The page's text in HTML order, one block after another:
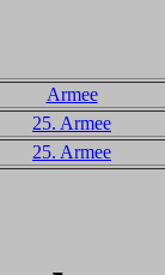
Armee
25. Armee
25. Armee